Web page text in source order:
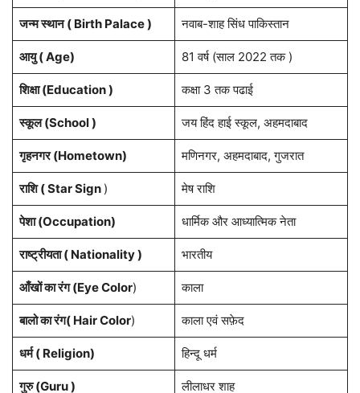
जन्म स्थान ( Birth Palace ) नवाब-शाह सिंध पाकिस्तान
आयु ( Age) 81 वर्ष (साल 2022 तक )
शिक्षा (Education ) कक्षा 3 तक पढाई
स्कूल (School ) जय हिंद हाई स्कूल, अहमदाबाद
गृहनगर (Hometown) मणिनगर, अहमदाबाद, गुजरात
राशि ( Star Sign ) मेष राशि
पेशा (Occupation) धार्मिक और आध्यात्मिक नेता
राष्ट्रीयता ( Nationality ) भारतीय
आँखों का रंग (Eye Color) काला
बालो का रंग( Hair Color) काला एवं सफ़ेद
धर्म ( Religion) हिन्दू धर्म
गुरु (Guru ) लीलाधर शाह